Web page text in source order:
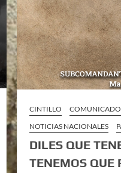
CINTILLO
NOTICIAS NACIONALES
DILES QUE
TENEMOS QUE